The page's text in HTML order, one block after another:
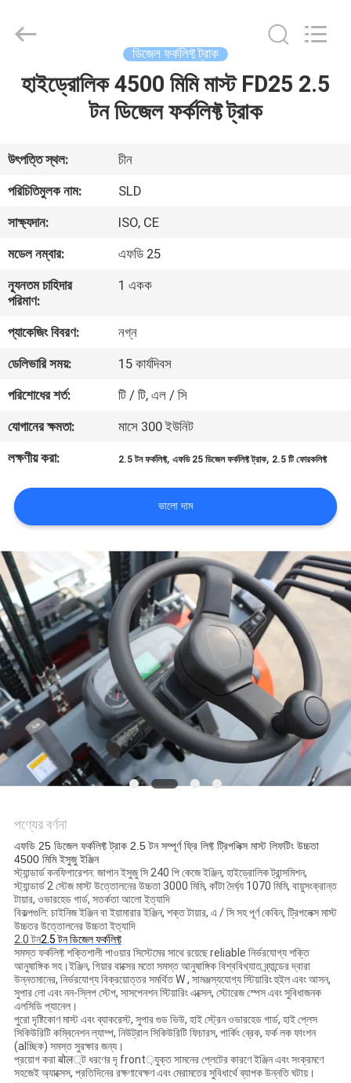
বাড়ি
আমাদের
সম্পর্কে
কারখানা
ভ্রমণ
মান
নিয়ন্ত্রণ
সাইট
ম্যাপ
PRIVACY
POLICY
Reserved.
ডিজেল ফর্কলিফ্ট ট্রাক
হাইড্রোলিক 4500 মিমি মাস্ট FD25 2.5
টন ডিজেল ফর্কলিফ্ট ট্রাক
উৎপত্তি স্থল:
চীন
পরিচিতিমুলক নাম:
SLD
সাক্ষ্যদান:
ISO, CE
মডেল নম্বার:
এফডি 25
ন্যূনতম চাহিদার
পরিমাণ:
1 একক
প্যাকেজিং বিবরণ:
নগ্ন
ডেলিভারি সময়:
15 কার্যদিবস
পরিশোধের শর্ত:
টি / টি, এল / সি
যোগানের ক্ষমতা:
মাসে 300 ইউনিট
লক্ষণীয় করা:
2.5 টন ফর্কলিফ্ট,এফডি 25 ডিজেল ফর্কলিফ্ট ট্রাক, 2.5 টি ফোরকলিফ্ট
ভালো দাম
পণ্যের বর্ণনা
এফডি 25 ডিজেল ফর্কলিফ্ট ট্রাক 2.5 টন সম্পূর্ণ ফ্রি লিফ্ট ট্রিপলিক্স মাস্ট লিফটিং উচ্চতা
4500 মিমি ইসুজু ইঞ্জিন
স্ট্যান্ডার্ড কনফিগারেশন: জাপান ইসুজু সি 240 পি কেজে ইঞ্জিন, হাইড্রোলিক ট্রান্সমিশন,
স্ট্যান্ডার্ড 2 স্টেজ মাস্ট উত্তোলনের উচ্চতা 3000 মিমি, কাঁটা দৈর্ঘ্য 1070 মিমি, বায়ুসংক্রান্ত
টায়ার, ওভারহেড গার্ড, সতর্কতা আলো ইত্যাদি
বিকল্পগুলি: চাইনিজ ইঞ্জিন বা ইয়ামারার ইঞ্জিন, শক্ত টায়ার, এ / সি সহ পূর্ণ কেবিন, ট্রিপলেক্স মাস্ট
উচ্চতর উত্তোলনের উচ্চতা ইত্যাদি
2.0 টন2.5 টন ডিজেল ফর্কলিফ্ট
সমস্ত ফর্কলিফ্ট শক্তিশালী পাওয়ার সিস্টেমের সাথে রয়েছে reliable নির্ভরযোগ্য শক্তি
আনুষাঙ্গিক সহ।ইঞ্জিন, গিয়ার বাক্সের মতো সমস্ত আনুষাঙ্গিক বিশ্ববিখ্যাত ব্র্যান্ডের দ্বারা
উন্নতমানের, নির্ভরযোগ্য বিক্রয়োত্তর সমর্থিত W , সামঞ্জস্যযোগ্য স্টিয়ারিং হুইল এবং আসন,
সুপার লো এবং নন-স্লিপ স্টেপ, সাসপেনশন স্টিয়ারিং এক্সেল, স্টোরেজ স্পেস এবং সুবিধাজনক
এলসিডি প্যানেল।
পুরো দৃষ্টিকোণ মাস্ট এবং ব্যাকরেস্ট, সুপার গুড ভিউ, হাই স্ট্রেন ওভারহেড গার্ড, হাই প্লেস
সিকিউরিটি কম্বিনেশন ল্যাম্প, নিউট্রাল সিকিউরিটি ফিচারস, পার্কিং ব্রেক, ফর্ক লক ফাংশন
(alচ্ছিক) সমস্ত সুরক্ষার জন্য।
প্রয়োগ করা बोल্ট ধরণের দৃ front়যুক্ত সামনের প্লেটের কারণে ইঞ্জিন এবং সংক্রমণে
সহজেই অ্যাক্সেস, প্রতিদিনের রক্ষণাবেক্ষণ এবং মেরামতের সুবিধার্থে ব্যাপক উন্নতি ঘটায়।